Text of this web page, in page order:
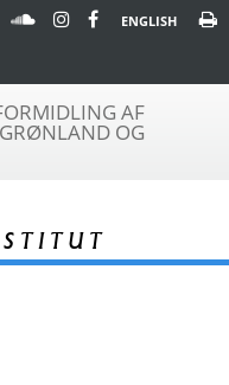
ENGLISH
AF
OG